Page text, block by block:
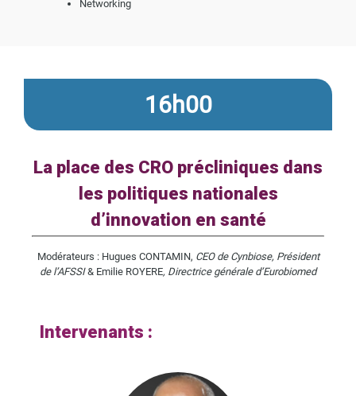
Networking
16h00
La place des CRO précliniques dans
les politiques nationales
d’innovation en santé
Modérateurs : Hugues CONTAMIN, CEO de Cynbiose, Président
de l’AFSSI& Emilie ROYERE, Directrice générale d’Eurobiomed
Intervenants :